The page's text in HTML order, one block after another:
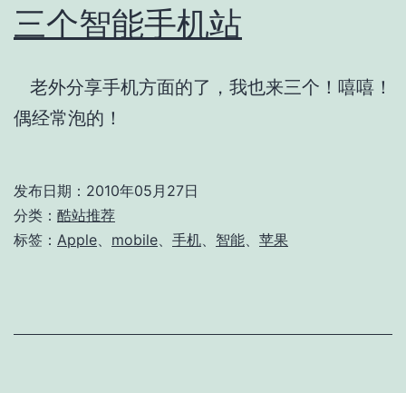
三个智能手机站
老外分享手机方面的了，我也来三个！嘻嘻！
偶经常泡的！
发布日期： 2010年05月27日
分类： 酷站推荐
标签： Apple mobile 手机 智能 苹果